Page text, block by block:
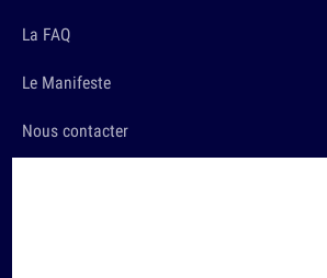
La FAQ
Le Manifeste
Nous contacter